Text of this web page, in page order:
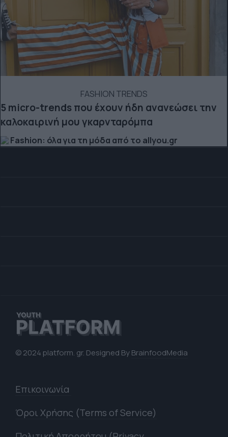
FASHION TRENDS
5 micro-trends που έχουν ήδη ανανεώσει την
καλοκαιρινή μου γκαρνταρόμπα
Fashion: όλα για τη μόδα από το allyou.gr
© 2024 platform. gr. Designed ByBrainfoodMedia
Επικοινωνία
Όροι Χρήσης (Terms of Service)